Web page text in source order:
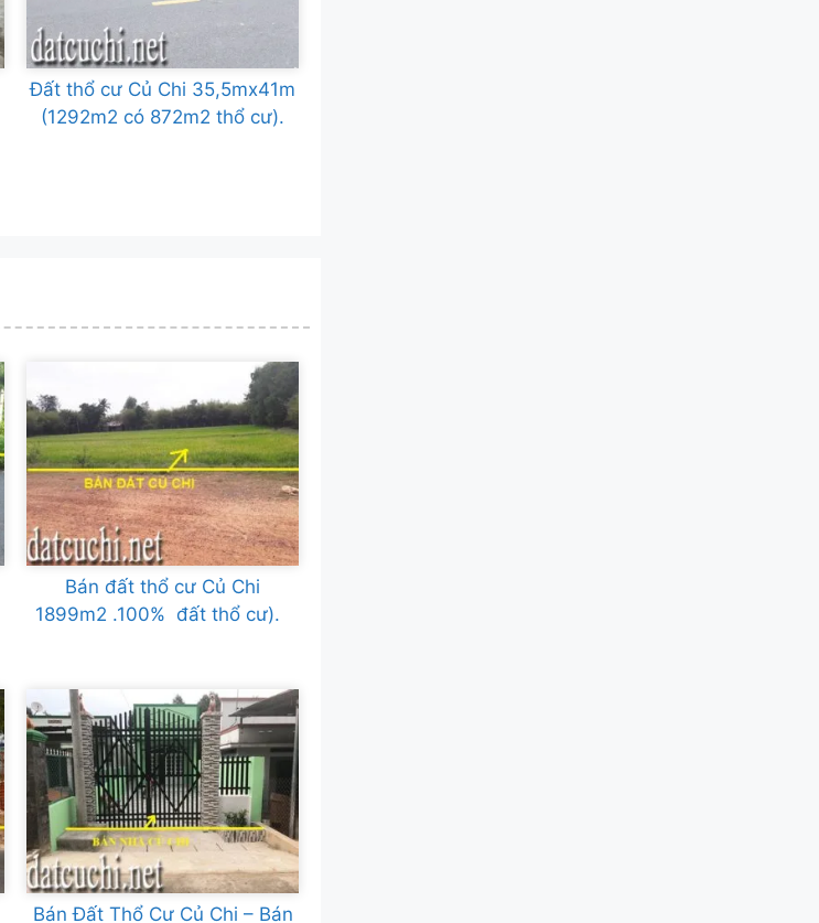
Đất thổ cư Củ Chi 35,5mx41m
(1292m2 có 872m2 thổ cư).
Bán đất thổ cư Củ Chi
1899m2 .100% đất thổ cư).
Bán Đất Thổ Cư Củ Chi – Bán